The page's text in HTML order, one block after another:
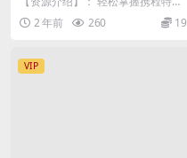
从容应对大流量、高并发场景 不使
用繁琐的锁，不...
2 年前 260 19
VIP